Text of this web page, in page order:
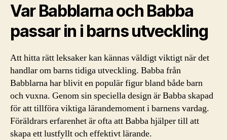
Var Babblarna och Babba
passar in i barns utveckling
Att hitta rätt leksaker kan kännas väldigt viktigt när det
handlar om barns tidiga utveckling. Babba från
Babblarna har blivit en populär figur bland både barn
och vuxna. Genom sin speciella design är Babba skapad
för att tillföra viktiga lärandemoment i barnens vardag.
Föräldrars erfarenhet är ofta att Babba hjälper till att
skapa ett lustfyllt och effektivt lärande.